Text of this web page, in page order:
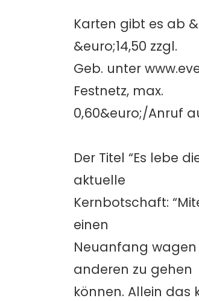
Karten gibt es ab
&euro;14,50 zzgl.
Geb. unter
Festnetz, max.
0,60&euro;/Anruf
Der Titel “Es lebe
aktuelle
Kernbotschaft:
einen
Neuanfang
anderen zu gehen
können. Allein